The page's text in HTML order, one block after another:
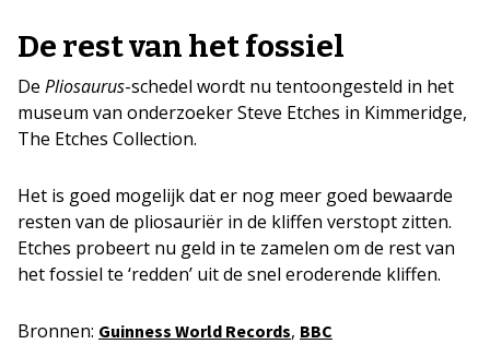
De rest van het fossiel
De Pliosaurus-schedel wordt nu tentoongesteld in het
museum van onderzoeker Steve Etches in Kimmeridge,
The Etches Collection.
Het is goed mogelijk dat er nog meer goed bewaarde
resten van de pliosauriër in de kliffen verstopt zitten.
Etches probeert nu geld in te zamelen om de rest van
het fossiel te ‘redden’ uit de snel eroderende kliffen.
Bronnen: Guinness World Records, BBC